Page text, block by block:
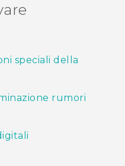
speciali della
rumori